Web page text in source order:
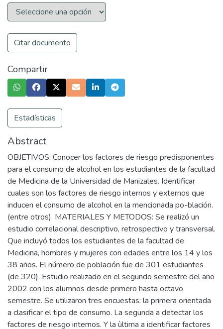
Citar documento
Compartir
Estadísticas
Abstract
OBJETIVOS: Conocer los factores de riesgo predisponentes
para el consumo de alcohol en los estudiantes de la facultad
de Medicina de la Universidad de Manizales. Identificar
cuales son los factores de riesgo internos y externos que
inducen el consumo de alcohol en la mencionada po-blación.
(entre otros). MATERIALES Y METODOS: Se realizó un
estudio correlacional descriptivo, retrospectivo y transversal.
Que incluyó todos los estudiantes de la facultad de
Medicina, hombres y mujeres con edades entre los 14 y los
38 años. El número de población fue de 301 estudiantes
(de 320). Estudio realizado en el segundo semestre del año
2002 con los alumnos desde primero hasta octavo
semestre. Se utilizaron tres encuestas: la primera orientada
a clasificar el tipo de consumo. La segunda a detectar los
factores de riesgo internos. Y la ùltima a identificar factores